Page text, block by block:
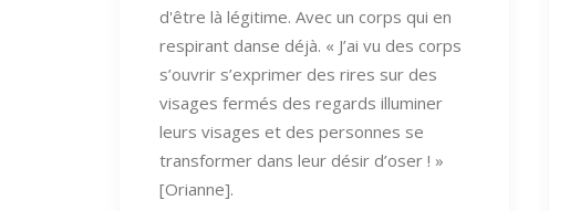
d'être là légitime. Avec un corps qui en
respirant danse déjà. « J’ai vu des corps
s’ouvrir s’exprimer des rires sur des
visages fermés des regards illuminer
leurs visages et des personnes se
transformer dans leur désir d’oser ! »
[Orianne].